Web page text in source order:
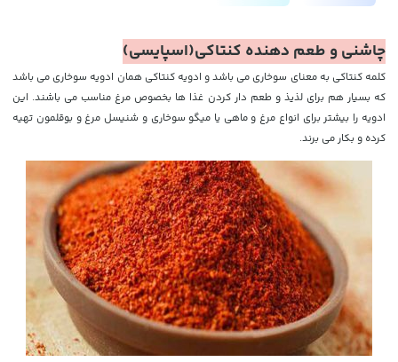
چاشنی و طعم دهنده کنتاکی(اسپایسی)
کلمه کنتاکی به معنای سوخاری می باشد و ادویه کنتاکی همان ادویه سوخاری می باشد
که بسیار هم برای لذیذ و طعم دار کردن غذا ها بخصوص مرغ مناسب می باشند. این
ادویه را بیشتر برای انواع مرغ و ماهی یا میگو سوخاری و شنیسل مرغ و بوقلمون تهیه
کرده و بکار می برند.